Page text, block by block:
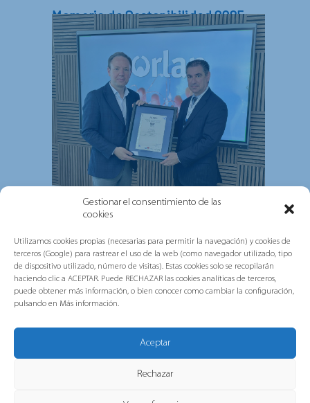
Gestionar el consentimiento de las
cookies
Utilizamos cookies propias (necesarias para permitir la navegación) y cookies de
terceros (Google) para rastrear el uso de la web (como navegador utilizado, tipo
de dispositivo utilizado, número de visitas). Estas cookies solo se recopilarán
haciendo clic a ACEPTAR. Puede RECHAZAR las cookies analíticas de terceros,
puede obtener más información, o bien conocer como cambiar la configuración,
pulsando en Más información.
Aceptar
Rechazar
Memoria de Sostenibilidad 2025
En este informe encontrarás información
sobre los principales avances y actuaciones
desarrollados durante 2025 en...
Grupo Gorlan refuerza su
compromiso con las personas, la
sostenibilidad y la excelencia tras
obtener las certificaciones ISO
multisede de AENOR
Grupo Gorlan ha obtenido las
certificaciones internacionales ISO 45001,
ISO 14001 e ISO 9001 en...